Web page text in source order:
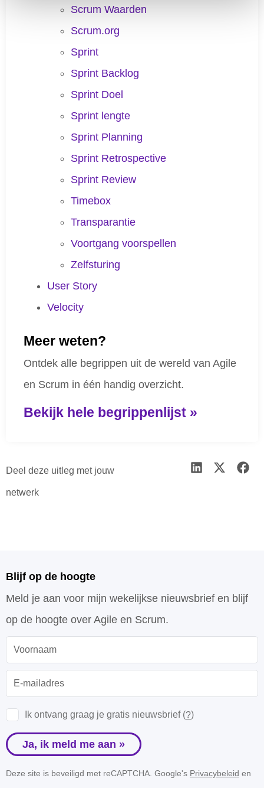
Scrum Waarden
Scrum.org
Sprint
Sprint Backlog
Sprint Doel
Sprint lengte
Sprint Planning
Sprint Retrospective
Sprint Review
Timebox
Transparantie
Voortgang voorspellen
Zelfsturing
User Story
Velocity
Meer weten?
Ontdek alle begrippen uit de wereld van Agile
en Scrum in één handig overzicht.
Bekijk hele begrippenlijst »
Deel deze uitleg met jouw
netwerk
Blijf op de hoogte
Meld je aan voor mijn wekelijkse nieuwsbrief en blijf
op de hoogte over Agile en Scrum.
Ik ontvang graag je gratis nieuwsbrief (?)
Ja, ik meld me aan »
Deze site is beveiligd met reCAPTCHA. Google's Privacybeleid en